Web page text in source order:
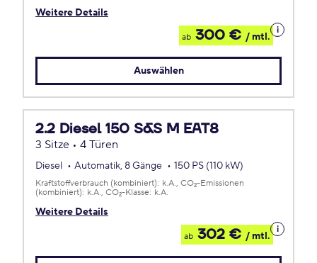
Weitere Details
ab 300 € / mtl.
Details
zum
Auswählen
2.2 Diesel 150 S&S M EAT8
3 Sitze • 4 Türen
Diesel Automatik, 8 Gänge 150 PS (110 kW)
Weitere Details
Kraftstoffverbrauch (kombiniert): k.A. CO2-Emissionen
(kombiniert): k.A. CO2-Klasse: k.A.
ab 302 € / mtl.
Details
zum